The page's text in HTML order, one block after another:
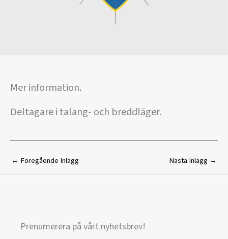
Mer information.
Deltagare i talang- och breddläger.
← Föregående Inlägg Nästa Inlägg →
Prenumerera på vårt nyhetsbrev!